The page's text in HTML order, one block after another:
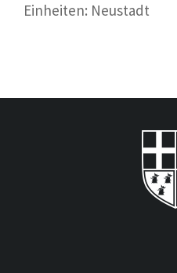
Einheiten: Neustadt